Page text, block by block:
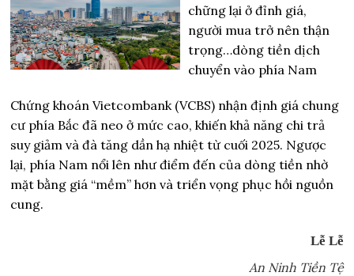
chững lại ở đỉnh giá,
người mua trở nên thận
trọng…dòng tiền dịch
chuyển vào phía Nam
Chứng khoán Vietcombank (VCBS) nhận định giá chung
cư phía Bắc đã neo ở mức cao, khiến khả năng chi trả
suy giảm và đà tăng dần hạ nhiệt từ cuối 2025. Ngược
lại, phía Nam nổi lên như điểm đến của dòng tiền nhờ
mặt bằng giá “mềm” hơn và triển vọng phục hồi nguồn
cung.
Lễ Lễ
An Ninh Tiền Tệ